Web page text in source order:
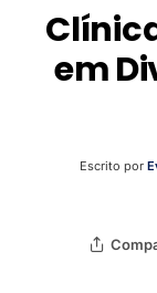
em
Escrito por